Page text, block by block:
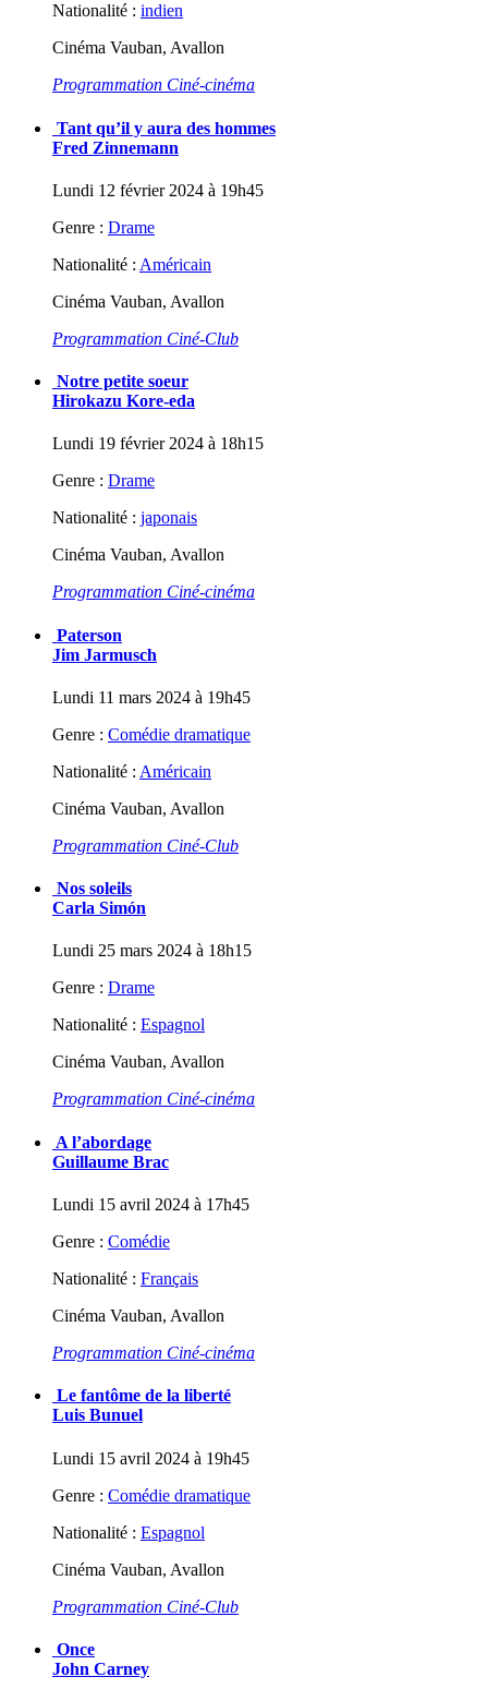
Nationalité : indien
Cinéma Vauban, Avallon
Programmation Ciné-cinéma
Tant qu’il y aura des hommes
Fred Zinnemann
Lundi 12 février 2024 à 19h45
Genre : Drame
Nationalité : Américain
Cinéma Vauban, Avallon
Programmation Ciné-Club
Notre petite soeur
Hirokazu Kore-eda
Lundi 19 février 2024 à 18h15
Genre : Drame
Nationalité : japonais
Cinéma Vauban, Avallon
Programmation Ciné-cinéma
Paterson
Jim Jarmusch
Lundi 11 mars 2024 à 19h45
Genre : Comédie dramatique
Nationalité : Américain
Cinéma Vauban, Avallon
Programmation Ciné-Club
Nos soleils
Carla Simón
Lundi 25 mars 2024 à 18h15
Genre : Drame
Nationalité : Espagnol
Cinéma Vauban, Avallon
Programmation Ciné-cinéma
A l’abordage
Guillaume Brac
Lundi 15 avril 2024 à 17h45
Genre : Comédie
Nationalité : Français
Cinéma Vauban, Avallon
Programmation Ciné-cinéma
Le fantôme de la liberté
Luis Bunuel
Lundi 15 avril 2024 à 19h45
Genre : Comédie dramatique
Nationalité : Espagnol
Cinéma Vauban, Avallon
Programmation Ciné-Club
Once
John Carney